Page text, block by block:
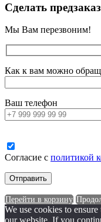
Сделать предзаказ
Мы Вам перезвоним!
Как к вам можно
Ваш телефон
Согласие с политикой
Перейти в корзину
We use cookies to
our website. If you